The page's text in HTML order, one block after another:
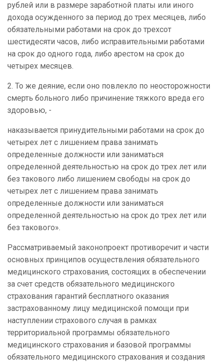
рублей или в размере заработной платы или иного
дохода осужденного за период до трех месяцев, либо
обязательными работами на срок до трехсот
шестидесяти часов, либо исправительными работами
на срок до одного года, либо арестом на срок до
четырех месяцев.
2. То же деяние, если оно повлекло по неосторожности
смерть больного либо причинение тяжкого вреда его
здоровью, -
наказывается принудительными работами на срок до
четырех лет с лишением права занимать
определенные должности или заниматься
определенной деятельностью на срок до трех лет или
без такового либо лишением свободы на срок до
четырех лет с лишением права занимать
определенные должности или заниматься
определенной деятельностью на срок до трех лет или
без такового».
Рассматриваемый законопроект противоречит и части
основных принципов осуществления обязательного
медицинского страхования, состоящих в обеспечении
за счет средств обязательного медицинского
страхования гарантий бесплатного оказания
застрахованному лицу медицинской помощи при
наступлении страхового случая в рамках
территориальной программы обязательного
медицинского страхования и базовой программы
обязательного медицинского страхования и создания